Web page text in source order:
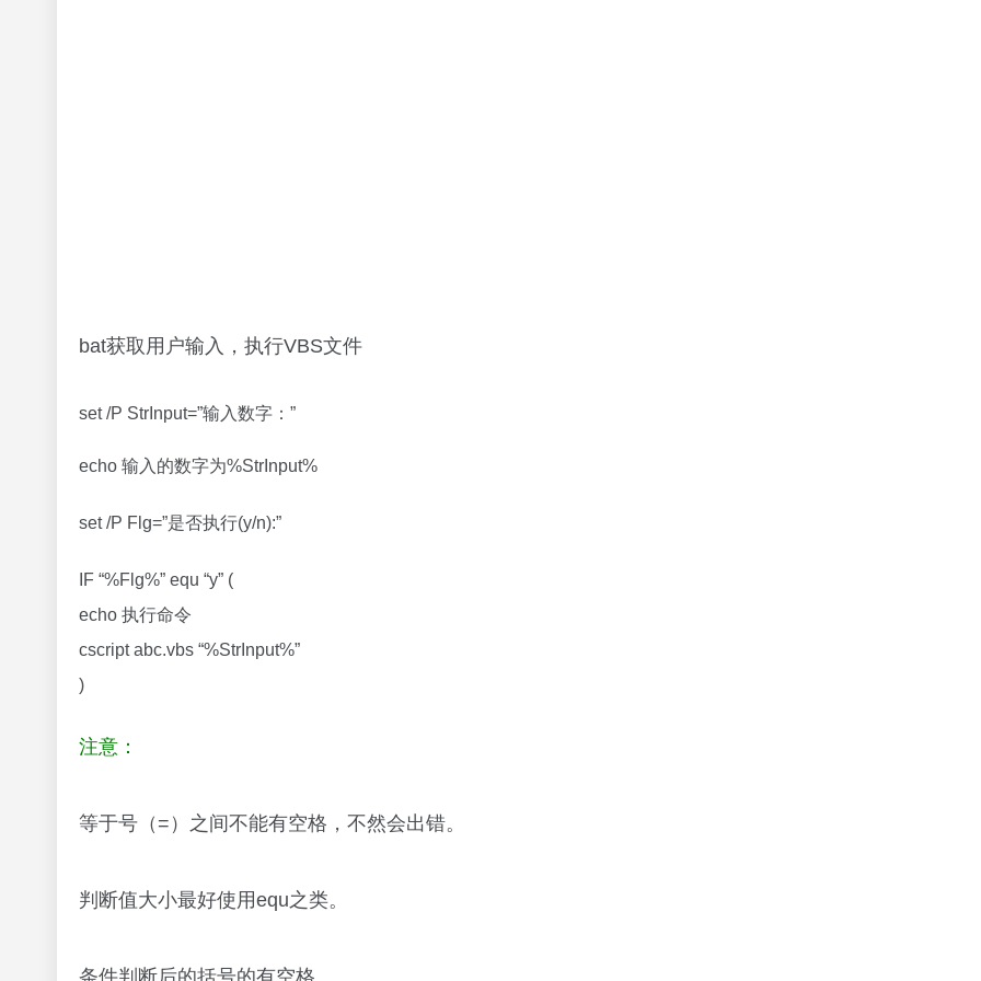
条件判断后的括号的有空格。
其实就是通过echo %var% >>文件名.txt也可以用一个>,单个>是覆盖原来的内容，两个>>是在原来内容
echo 您输入的内容为%var%
pause